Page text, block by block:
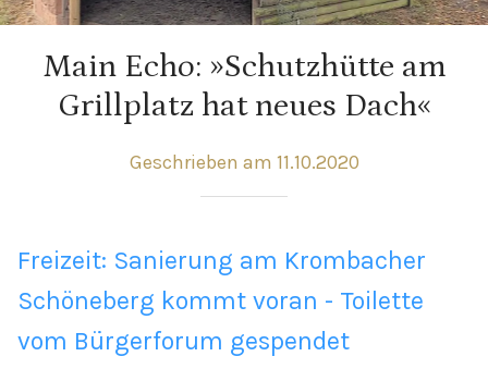
Main Echo: »Schutz­hütte am
Grill­platz hat neues Dach«
Geschrieben am 11.10.2020
Freizeit: Sanierung am Krombacher
Schöneberg kommt voran - Toilette
vom Bürgerforum gespendet